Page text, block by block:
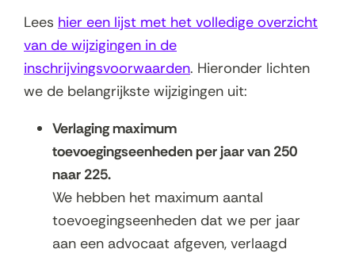
Lees hier een lijst met het volledige overzicht
van de wijzigingen in de
inschrijvingsvoorwaarden. Hieronder lichten
we de belangrijkste wijzigingen uit:
Verlaging maximum
toevoegingseenheden per jaar van 250
naar 225.
We hebben het maximum aantal
toevoegingseenheden dat we per jaar
aan een advocaat afgeven, verlaagd